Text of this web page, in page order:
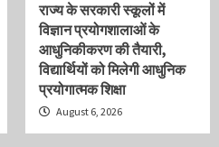
राज्य के सरकारी स्कूलों में
विज्ञान प्रयोगशालाओं के
आधुनिकीकरण की तैयारी,
विद्यार्थियों को मिलेगी आधुनिक
प्रयोगात्मक शिक्षा
August 6, 2026